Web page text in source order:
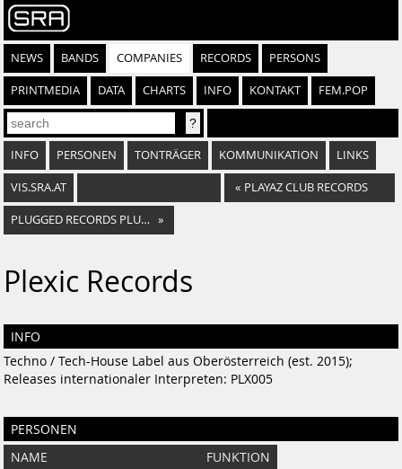
NEWS BANDS COMPANIES RECORDS PERSONS
PRINTMEDIA DATA CHARTS INFO KONTAKT FEM.POP
INFO PERSONEN TONTRÄGER KOMMUNIKATION LINKS
VIS.SRA.AT « PLAYAZ CLUB RECORDS
PLUGGED RECORDS PLUGGED RECORDS – HUBER & HUBER OG »
Plexic Records
INFO
Techno / Tech-House Label aus Oberösterreich (est. 2015);
Releases internationaler Interpreten: PLX005
PERSONEN
NAME
FUNKTION